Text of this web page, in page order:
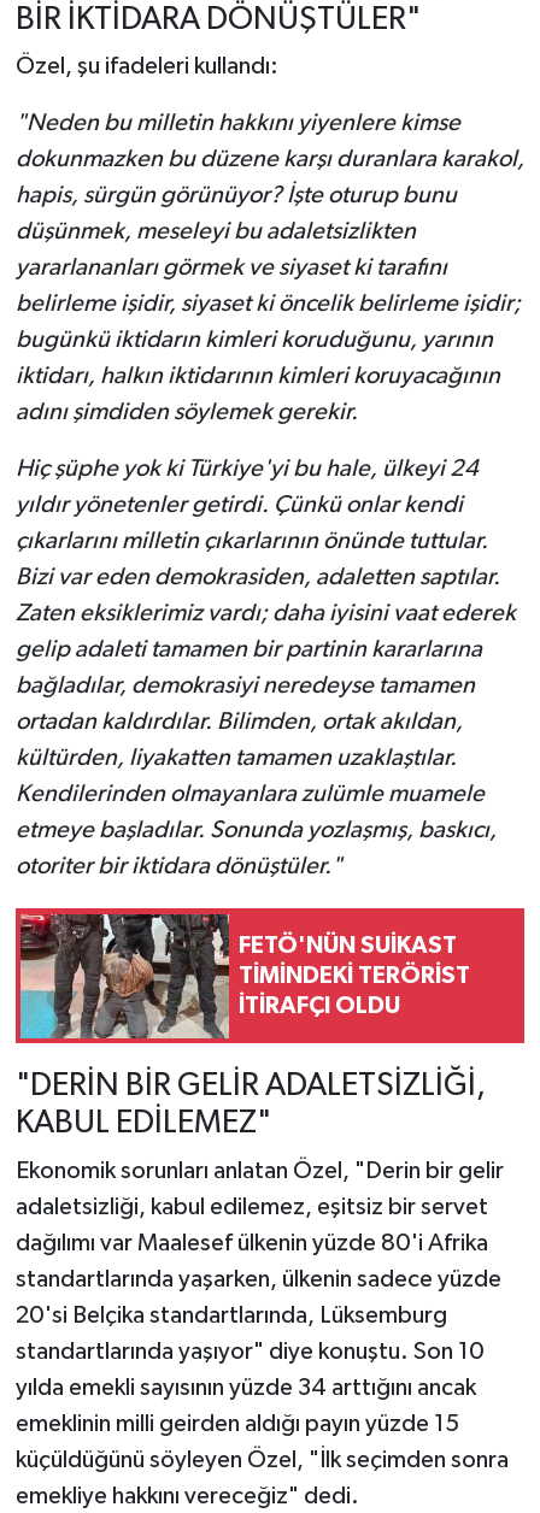
BİR İKTİDARA DÖNÜŞTÜLER"
Özel, şu ifadeleri kullandı:
"Neden bu milletin hakkını yiyenlere kimse
dokunmazken bu düzene karşı duranlara karakol,
hapis, sürgün görünüyor? İşte oturup bunu
düşünmek, meseleyi bu adaletsizlikten
yararlananları görmek ve siyaset ki tarafını
belirleme işidir, siyaset ki öncelik belirleme işidir;
bugünkü iktidarın kimleri koruduğunu, yarının
iktidarı, halkın iktidarının kimleri koruyacağının
adını şimdiden söylemek gerekir.
Hiç şüphe yok ki Türkiye'yi bu hale, ülkeyi 24
yıldır yönetenler getirdi. Çünkü onlar kendi
çıkarlarını milletin çıkarlarının önünde tuttular.
Bizi var eden demokrasiden, adaletten saptılar.
Zaten eksiklerimiz vardı; daha iyisini vaat ederek
gelip adaleti tamamen bir partinin kararlarına
bağladılar, demokrasiyi neredeyse tamamen
ortadan kaldırdılar. Bilimden, ortak akıldan,
kültürden, liyakatten tamamen uzaklaştılar.
Kendilerinden olmayanlara zulümle muamele
etmeye başladılar. Sonunda yozlaşmış, baskıcı,
otoriter bir iktidara dönüştüler."
FETÖ'NÜN SUİKAST
TİMİNDEKİ TERÖRİST
İTİRAFÇI OLDU
"DERİN BİR GELİR ADALETSİZLİĞİ,
KABUL EDİLEMEZ"
Ekonomik sorunları anlatan Özel, "Derin bir gelir
adaletsizliği, kabul edilemez, eşitsiz bir servet
dağılımı var Maalesef ülkenin yüzde 80'i Afrika
standartlarında yaşarken, ülkenin sadece yüzde
20'si Belçika standartlarında, Lüksemburg
standartlarında yaşıyor" diye konuştu. Son 10
yılda emekli sayısının yüzde 34 arttığını ancak
emeklinin milli geirden aldığı payın yüzde 15
küçüldüğünü söyleyen Özel, "İlk seçimden sonra
emekliye hakkını vereceğiz" dedi.